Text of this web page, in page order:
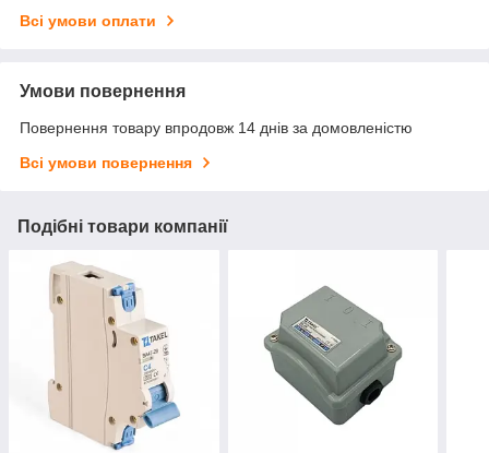
Всі умови оплати
Умови повернення
Повернення товару впродовж 14 днів за домовленістю
Всі умови повернення
Подібні товари компанії